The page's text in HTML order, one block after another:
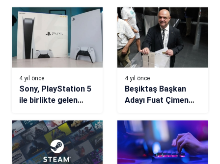
4 yıl önce
Sony, PlayStation 5
ile birlikte gelen
4 yıl önce
Beşiktaş Başkan
Adayı Fuat Çimen